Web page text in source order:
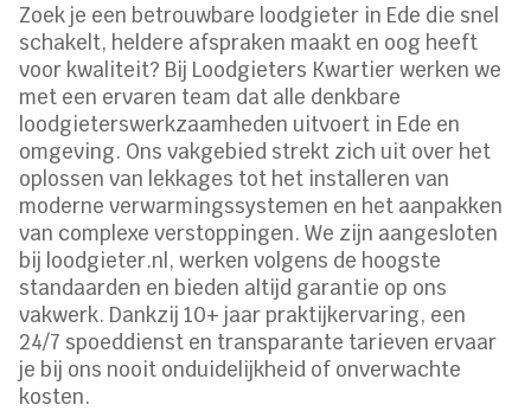
Zoek je een betrouwbare loodgieter in Ede die snel
schakelt, heldere afspraken maakt en oog heeft
voor kwaliteit? Bij Loodgieters Kwartier werken we
met een ervaren team dat alle denkbare
loodgieterswerkzaamheden uitvoert in Ede en
omgeving. Ons vakgebied strekt zich uit over het
oplossen van lekkages tot het installeren van
moderne verwarmingssystemen en het aanpakken
van complexe verstoppingen. We zijn aangesloten
bij loodgieter.nl, werken volgens de hoogste
standaarden en bieden altijd garantie op ons
vakwerk. Dankzij 10+ jaar praktijkervaring, een
24/7 spoeddienst en transparante tarieven ervaar
je bij ons nooit onduidelijkheid of onverwachte
kosten.